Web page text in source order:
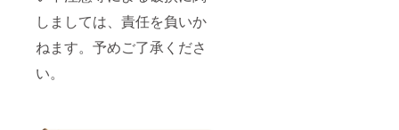
しましては、責任を負いか
ねます。予めご了承くださ
い。